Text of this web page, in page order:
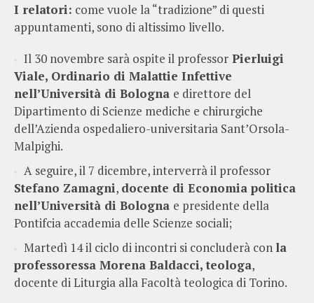
I relatori: come vuole la “tradizione” di questi
appuntamenti, sono di altissimo livello.
Il 30 novembre sarà ospite il professor Pierluigi
Viale, Ordinario di Malattie Infettive
nell’Università di Bologna e direttore del
Dipartimento di Scienze mediche e chirurgiche
dell’Azienda ospedaliero-universitaria Sant’Orsola-
Malpighi.
A seguire, il 7 dicembre, interverrà il professor
Stefano Zamagni, docente di Economia politica
nell’Università di Bologna e presidente della
Pontifcia accademia delle Scienze sociali;
Martedì 14 il ciclo di incontri si concluderà con la
professoressa Morena Baldacci, teologa,
docente di Liturgia alla Facoltà teologica di Torino.